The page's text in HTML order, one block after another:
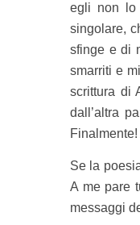
egli non lo
singolare,
sfinge e di
smarriti e
scrittura di
dall’altra
Se la
A me pare
messaggi